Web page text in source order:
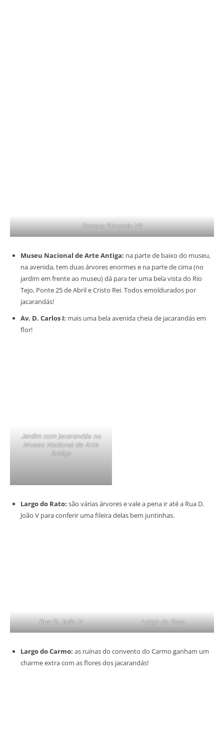
Parque Eduardo VII
Museu Nacional de Arte Antiga: na parte de baixo do museu,
na avenida, tem duas árvores enormes e na parte de cima (no
jardim em frente ao museu) dá para ter uma bela vista do Rio
Tejo, Ponte 25 de Abril e Cristo Rei. Todos emoldurados por
jacarandás!
Av. D. Carlos I: mais uma bela avenida cheia de jacarandás em
flor!
Jardim com jacarandás no
Museu Nacional de Arte
Antiga
Largo do Rato: são várias árvores e vale a pena ir até a Rua D.
João V para conferir uma fileira delas bem juntinhas.
Rua D. João V Largo do Rato
Largo do Carmo: as ruínas do convento do Carmo ganham um
charme extra com as flores dos jacarandás!